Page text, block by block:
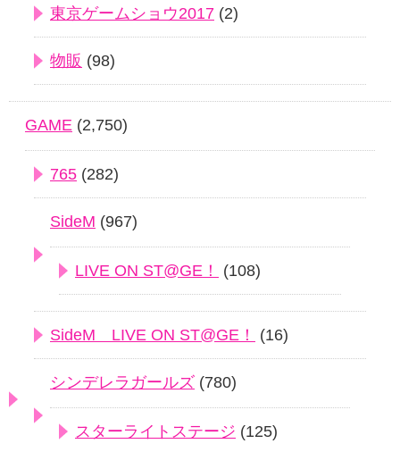
東京ゲームショウ2017 (2)
物販 (98)
GAME (2,750)
765 (282)
SideM (967)
LIVE ON ST@GE！ (108)
SideM LIVE ON ST@GE！ (16)
シンデレラガールズ (780)
スターライトステージ (125)